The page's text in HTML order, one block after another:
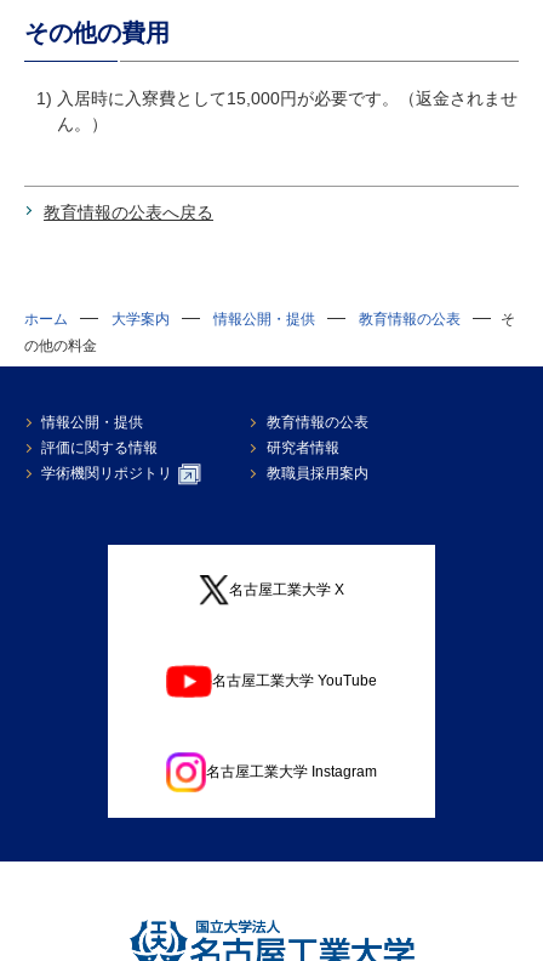
その他の費用
1) 入居時に入寮費として15,000円が必要です。（返金されませ
ん。）
教育情報の公表へ戻る
ホーム 大学案内 情報公開・提供 教育情報の公表
そ
の他の料金
情報公開・提供
教育情報の公表
評価に関する情報
研究者情報
学術機関リポジトリ
教職員採用案内
名古屋工業大学 X
名古屋工業大学 YouTube
名古屋工業大学 Instagram